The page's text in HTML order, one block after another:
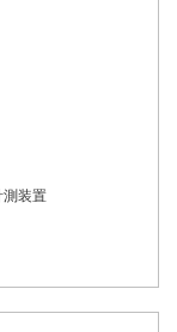
測装置